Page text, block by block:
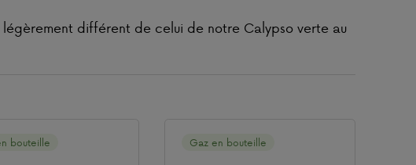
différent de celui de notre Calypso verte au
bouteille Gaz en bouteille